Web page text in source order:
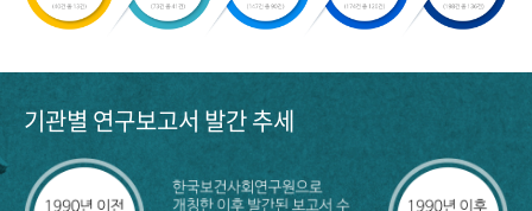
기관별 연구보고서 발간 추세